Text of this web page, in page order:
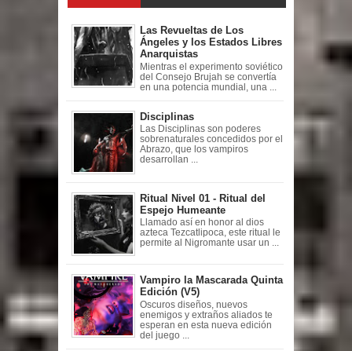
Las Revueltas de Los
Ángeles y los Estados Libres
Anarquistas
Mientras el experimento soviético
del Consejo Brujah se convertía
en una potencia mundial, una ...
Disciplinas
Las Disciplinas son poderes
sobrenaturales concedidos por el
Abrazo, que los vampiros
desarrollan ...
Ritual Nivel 01 - Ritual del
Espejo Humeante
Llamado así en honor al dios
azteca Tezcatlipoca, este ritual le
permite al Nigromante usar un ...
Vampiro la Mascarada Quinta
Edición (V5)
Oscuros diseños, nuevos
enemigos y extraños aliados te
esperan en esta nueva edición
del juego ...